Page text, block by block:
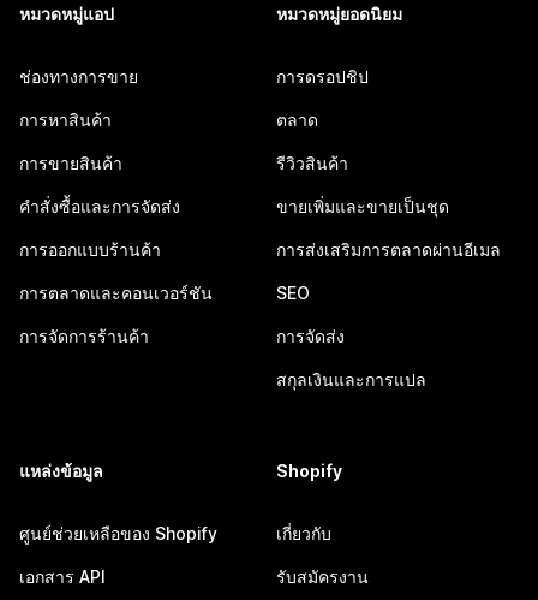
หมวดหมู่แอป
ช่องทางการขาย
การหาสินค้า
การขายสินค้า
คำสั่งซื้อและการจัดส่ง
การออกแบบร้านค้า
การตลาดและคอนเวอร์ชัน
การจัดการร้านค้า
หมวดหมู่ยอดนิยม
การดรอปชิป
ตลาด
รีวิวสินค้า
ขายเพิ่มและขายเป็นชุด
การส่งเสริมการตลาดผ่านอีเมล
SEO
การจัดส่ง
สกุลเงินและการแปล
แหล่งข้อมูล
ศูนย์ช่วยเหลือของ Shopify
เอกสาร API
Shopify
เกี่ยวกับ
รับสมัครงาน